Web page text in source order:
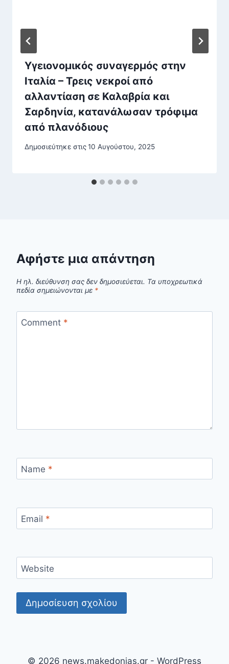
Υγειονομικός συναγερμός στην
Ιταλία – Τρεις νεκροί από
αλλαντίαση σε Καλαβρία και
Σαρδηνία, κατανάλωσαν τρόφιμα
από πλανόδιους
Δημοσιεύτηκε στις10 Αυγούστου, 2025
Αφήστε μια απάντηση
Η ηλ. διεύθυνση σας δεν δημοσιεύεται. Τα υποχρεωτικά
πεδία σημειώνονται με *
Comment *
Name *
Email *
Website
© 2026 news.makedonias.gr - WordPress